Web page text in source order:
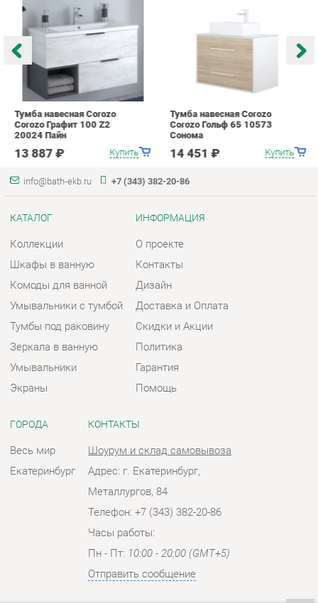
Тумба навесная Corozo
Corozo Графит 100 Z2
20024 Пайн
13 887 ₽
Corozo Гольф 65 10573
info@bath-ekb.ru
Коллекции
Шкафы в ванную
Умывальники с тумбой
Умывальники
Экраны
О проекте
Контакты
Доставка и Оплата
Гарантия
Помощь
ГОРОДА
Весь мир
Екатеринбург
КОНТАКТЫ
Шоурум и склад самовывоза
Адрес: г. Екатеринбург,
Металлургов, 84
Телефон: +7 (343) 382-20-86
Пн - Пт:10:00 - 20:00 (GMT+5)
Отправить сообщение
© 2009-2026 Ванная-Екатеринбург